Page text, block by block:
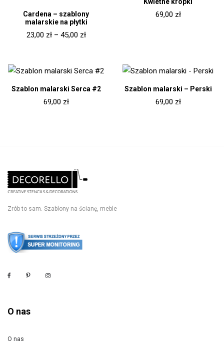
Cardena – szablony
malarskie na płytki
23,00 zł – 45,00 zł
69,00 zł
Szablon malarski Serca #2
69,00 zł
Szablon malarski – Perski
69,00 zł
Zrób to sam. Szablony na ścianę, meble
O nas
O nas